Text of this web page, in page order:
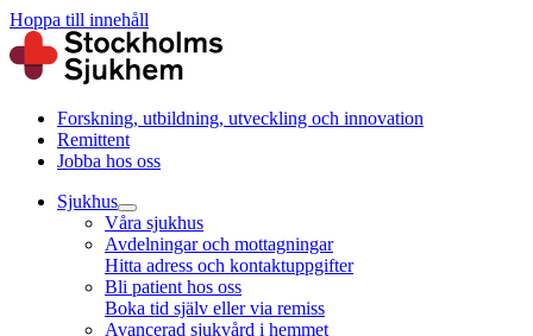
Hoppa till innehåll
Forskning, utbildning, utveckling och innovation
Remittent
Jobba hos oss
Sjukhus
Våra sjukhus
Avdelningar och mottagningar
Hitta adress och kontaktuppgifter
Bli patient hos oss
Boka tid själv eller via remiss
Avancerad sjukvård i hemmet